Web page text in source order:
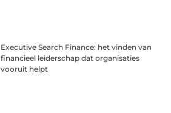
Executive Search Finance: het vinden van
financieel leiderschap dat organisaties
vooruit helpt